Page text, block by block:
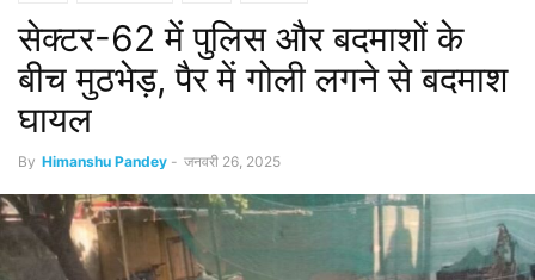
सेक्टर-62 में पुलिस और बदमाशों के
बीच मुठभेड़, पैर में गोली लगने से बदमाश
घायल
By Himanshu Pandey - जनवरी 26, 2025